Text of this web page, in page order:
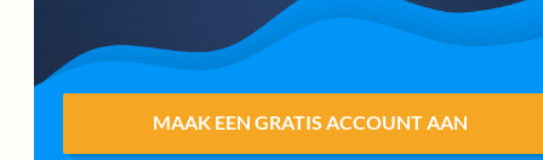
MAAK EEN GRATIS ACCOUNT AAN